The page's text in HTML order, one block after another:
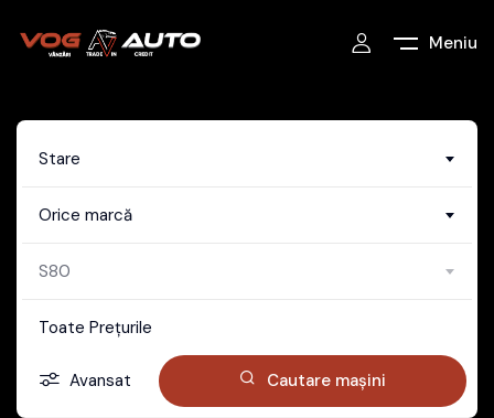
Meniu
Stare
Orice marcă
S80
Toate Prețurile
Avansat Cautare mașini